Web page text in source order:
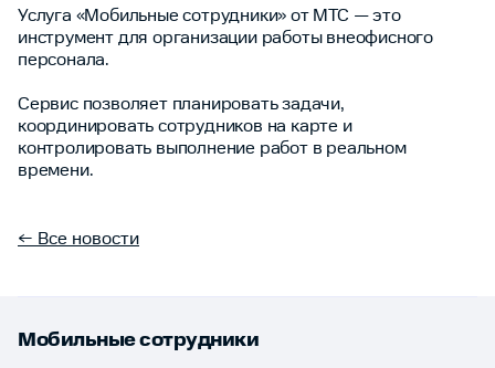
Услуга «Мобильные сотрудники» от МТС — это
инструмент для организации работы внеофисного
персонала.
Сервис позволяет планировать задачи,
координировать сотрудников на карте и
контролировать выполнение работ в реальном
времени.
← Все новости
Мобильные сотрудники